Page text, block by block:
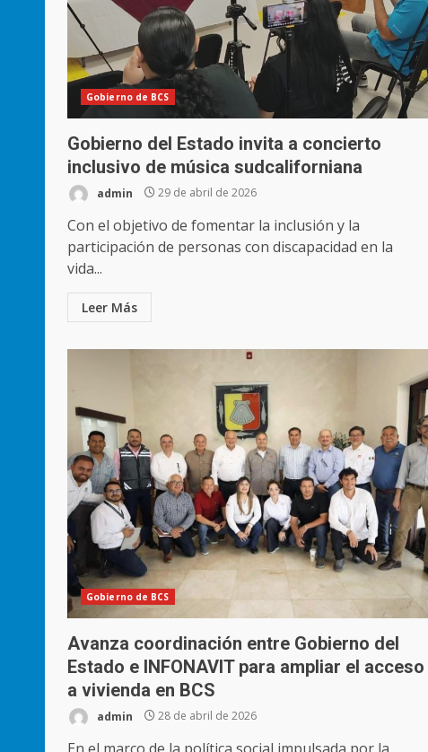
Gobierno de BCS
Gobierno del Estado invita a concierto
inclusivo de música sudcaliforniana
admin 29 de abril de 2026
Con el objetivo de fomentar la inclusión y la
participación de personas con discapacidad en la
vida...
Leer Más
Gobierno de BCS
Avanza coordinación entre Gobierno del
Estado e INFONAVIT para ampliar el acceso
a vivienda en BCS
admin 28 de abril de 2026